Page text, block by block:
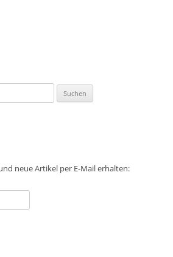
neue Artikel per E-Mail erhalten: